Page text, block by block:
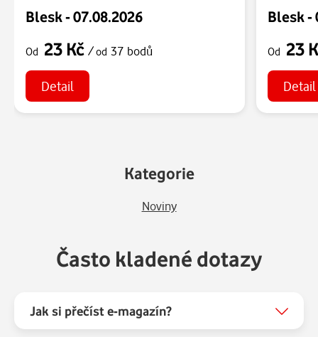
Blesk - 07.08.2026
Od 23 Kč /od 37 bodů
Detail
Blesk -
Od 23
Detail
Kategorie
Noviny
Často kladené dotazy
Jak si přečíst e-magazín?